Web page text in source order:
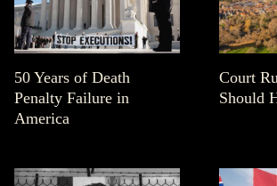
50 Years of Death
Penalty Failure in
America
Court
Should